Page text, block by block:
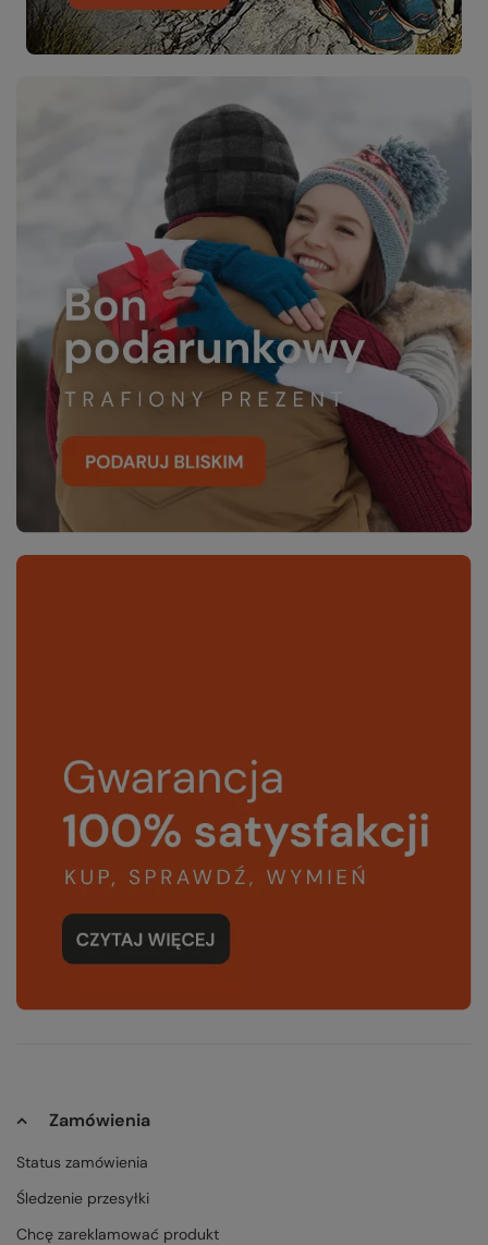
Zamówienia
Status zamówienia
Śledzenie przesyłki
Chcę zareklamować produkt